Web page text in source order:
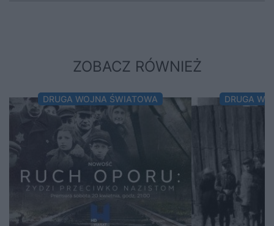
ZOBACZ RÓWNIEŻ
DRUGA WOJNA ŚWIATOWA DRUGA